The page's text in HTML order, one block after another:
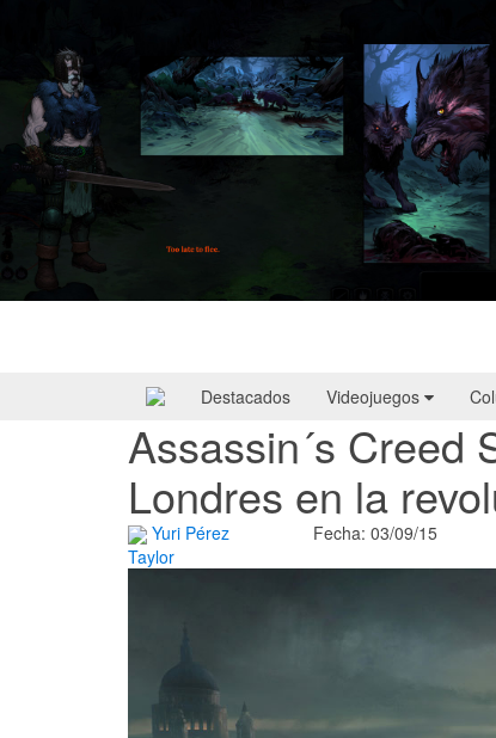
Destacados Videojuegos
Assassin´s Creed
Londres en la
Yuri Pérez
Taylor
Fecha: 03/09/15